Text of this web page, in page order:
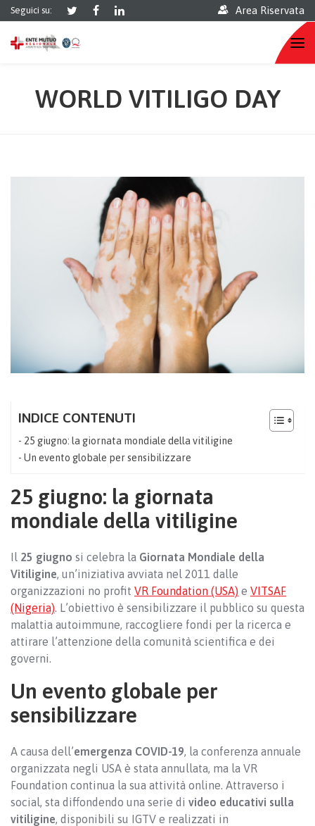
Seguici su: Area Riservata
WORLD VITILIGO DAY
INDICE CONTENUTI
25 giugno: la giornata mondiale della vitiligine
Un evento globale per sensibilizzare
25 giugno: la giornata
mondiale della vitiligine
Il 25 giugno si celebra la Giornata Mondiale della
Vitiligine, un’iniziativa avviata nel 2011 dalle
organizzazioni no profit VR Foundation (USA) e VITSAF
(Nigeria). L’obiettivo è sensibilizzare il pubblico su questa
malattia autoimmune, raccogliere fondi per la ricerca e
attirare l’attenzione della comunità scientifica e dei
governi.
Un evento globale per
sensibilizzare
A causa dell’emergenza COVID-19, la conferenza annuale
organizzata negli USA è stata annullata, ma la VR
Foundation continua la sua attività online. Attraverso i
social, sta diffondendo una serie di video educativi sulla
vitiligine, disponibili su IGTV e realizzati in